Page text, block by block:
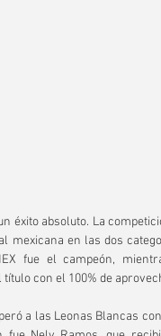
éxito absoluto. La
mexicana en las dos
fue el campeón,
con el 100% de
a las Leonas Blancas